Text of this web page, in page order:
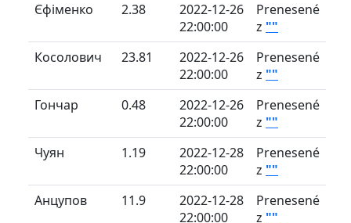
Єфіменко
2.38
2022-12-26
22:00:00
Prenesené
z ""
Косолович
23.81
2022-12-26
22:00:00
Prenesené
z ""
Гончар
0.48
2022-12-26
22:00:00
Prenesené
z ""
Чуян
1.19
2022-12-28
22:00:00
Prenesené
z ""
Анцупов
11.9
2022-12-28
22:00:00
Prenesené
z ""